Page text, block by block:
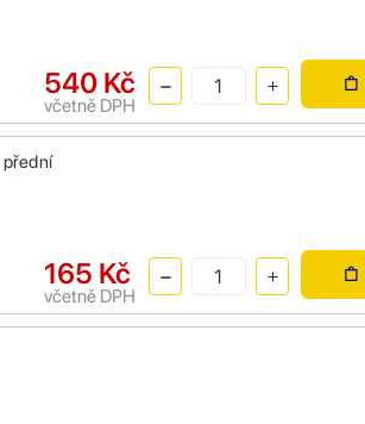
540 Kč
včetně DPH
přední
165 Kč
včetně DPH